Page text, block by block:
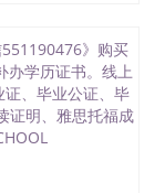
于1857
之一，也是美
Jose中
尼亚州的著
全美名列前